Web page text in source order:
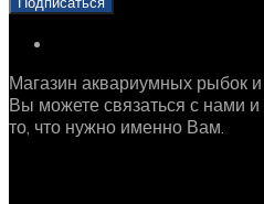
Магазин аквариумных рыбок
Вы можете связаться с нами
то, что нужно именно Вам.